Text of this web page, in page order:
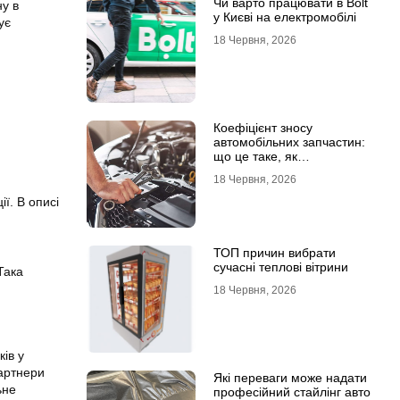
в
В описі
у
у Києві на електромобілі
18 Червня, 2026
Коефіцієнт зносу
автомобільних запчастин:
що це таке, як
впливає на страхові
18 Червня, 2026
ТОП причин вибрати
сучасні теплові вітрини
18 Червня, 2026
Які переваги може надати
професійний стайлінг авто